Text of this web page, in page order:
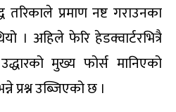
प्रमाण नष्ट गराउनका
। अहिले फेरि हेडक्वार्टरभित्रै
मुख्य फोर्स मानिएको
प्रश्न उब्जिएको छ ।